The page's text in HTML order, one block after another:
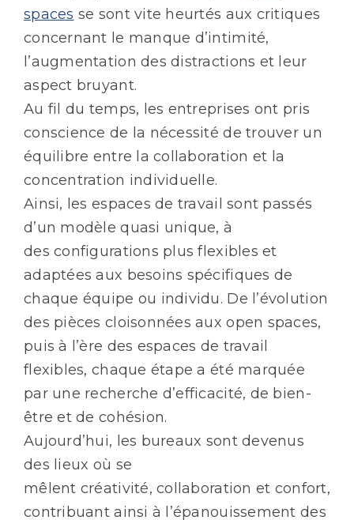
spaces se sont vite heurtés aux critiques
concernant le manque d’intimité,
l’augmentation des distractions et leur
aspect bruyant.
Au fil du temps, les entreprises ont pris
conscience de la nécessité de trouver un
équilibre entre la collaboration et la
concentration individuelle.
Ainsi, les espaces de travail sont passés
d’un modèle quasi unique, à
des configurations plus flexibles et
adaptées aux besoins spécifiques de
chaque équipe ou individu. De l’évolution
des pièces cloisonnées aux open spaces,
puis à l’ère des espaces de travail
flexibles, chaque étape a été marquée
par une recherche d’efficacité, de bien-
être et de cohésion.
Aujourd’hui, les bureaux sont devenus
des lieux où se
mêlent créativité, collaboration et confort,
contribuant ainsi à l’épanouissement des